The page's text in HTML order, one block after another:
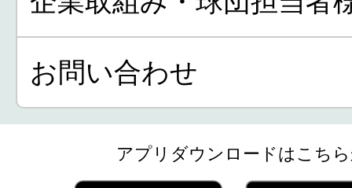
お問い合わせ
アプリダウンロードはこち